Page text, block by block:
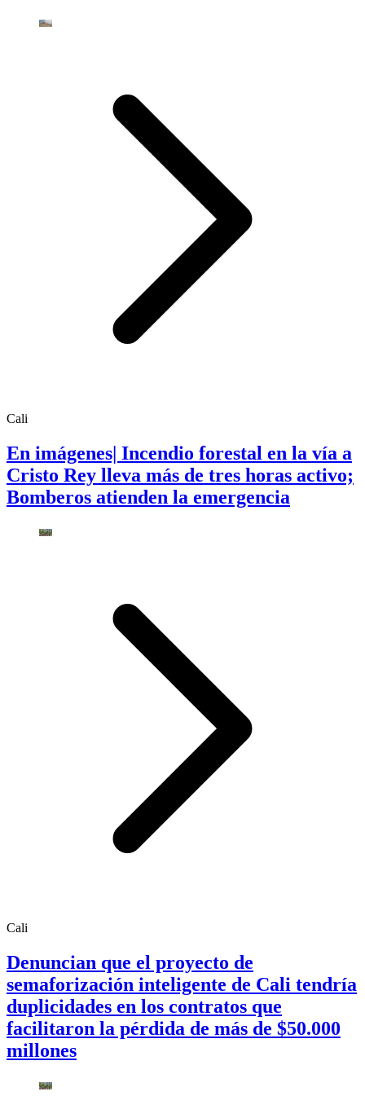
Cali
En imágenes| Incendio forestal en la vía a
Cristo Rey lleva más de tres horas activo;
Bomberos atienden la emergencia
Cali
Denuncian que el proyecto de
semaforización inteligente de Cali tendría
duplicidades en los contratos que
facilitaron la pérdida de más de $50.000
millones